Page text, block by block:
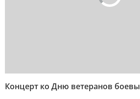
Концерт ко Дню ветеранов